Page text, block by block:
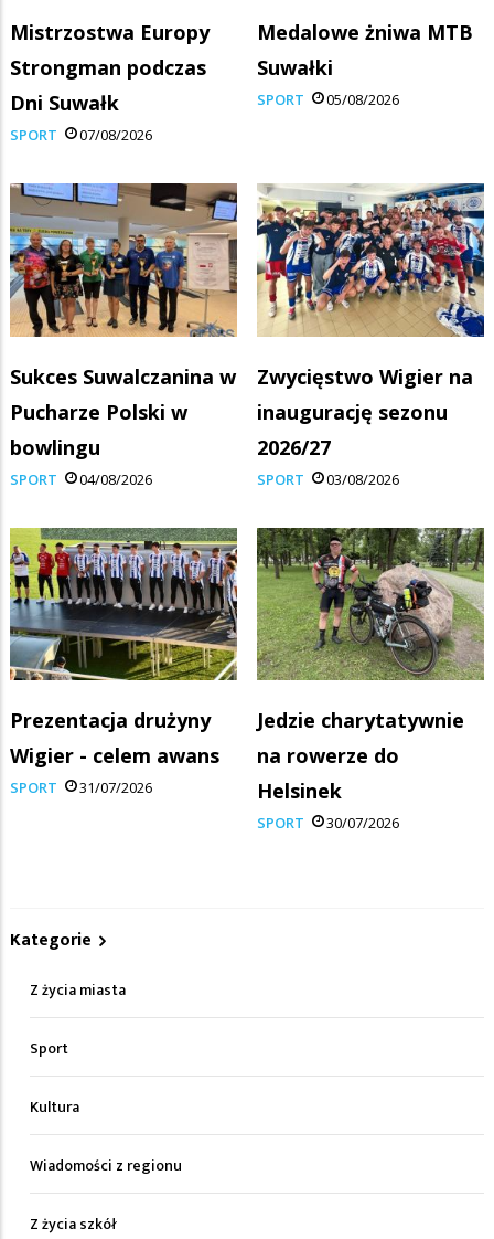
Mistrzostwa Europy
Strongman podczas
Dni Suwałk
SPORT 07/08/2026
Medalowe żniwa MTB
Suwałki
SPORT 05/08/2026
Sukces Suwalczanina w
Pucharze Polski w
bowlingu
SPORT 04/08/2026
Zwycięstwo Wigier na
inaugurację sezonu
2026/27
SPORT 03/08/2026
Prezentacja drużyny
Wigier - celem awans
SPORT 31/07/2026
Jedzie charytatywnie
na rowerze do
Helsinek
SPORT 30/07/2026
Kategorie
Z życia miasta
Sport
Kultura
Wiadomości z regionu
Z życia szkół